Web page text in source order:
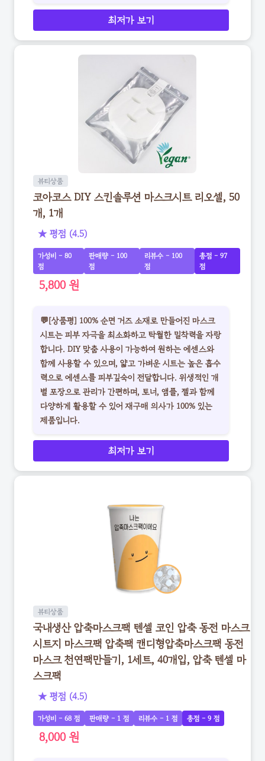
최저가 보기
뷰티상품
코아코스 DIY 스킨솔루션 마스크시트 리오셀, 50
개, 1개
★ 평점 (4.5)
가성비 - 80
점
판매량 - 100
점
리뷰수 - 100
점
총점 - 97
점
5,800 원
💬[상품평] 100% 순면 거즈 소재로 만들어진 마스크
시트는 피부 자극을 최소화하고 탁월한 밀착력을 자랑
합니다. DIY 맞춤 사용이 가능하여 원하는 에센스와
함께 사용할 수 있으며, 얇고 가벼운 시트는 높은 흡수
력으로 에센스를 피부깊숙이 전달합니다. 위생적인 개
별 포장으로 관리가 간편하며, 토너, 앰플, 젤과 함께
다양하게 활용할 수 있어 재구매 의사가 100% 있는
제품입니다.
최저가 보기
뷰티상품
국내생산 압축마스크팩 텐셀 코인 압축 동전 마스크
시트지 마스크팩 압축팩 캔디형압축마스크팩 동전
마스크 천연팩만들기, 1세트, 40개입, 압축 텐셀 마
스크팩
★ 평점 (4.5)
가성비 - 68 점 판매량 - 1 점 리뷰수 - 1 점 총점 - 9 점
8,000 원